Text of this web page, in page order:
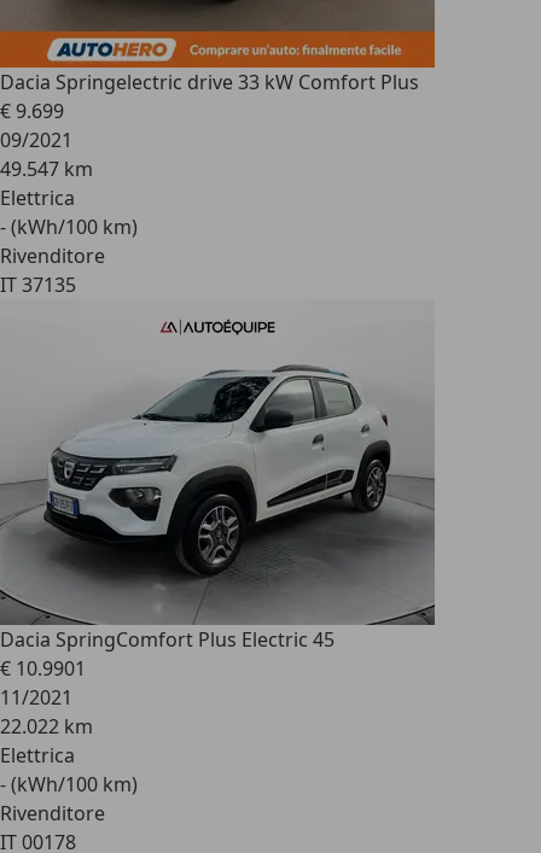
Dacia Springelectric drive 33 kW Comfort Plus
€ 9.699
09/2021
49.547 km
Elettrica
- (kWh/100 km)
Rivenditore
IT 37135
Dacia SpringComfort Plus Electric 45
€ 10.9901
11/2021
22.022 km
Elettrica
- (kWh/100 km)
Rivenditore
IT 00178